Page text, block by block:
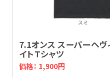
7.1オンス スーパーヘヴ
イトTシャツ
価格： 1,900円